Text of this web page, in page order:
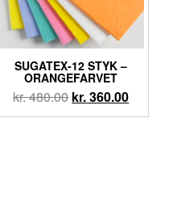
SUGATEX-12 STYK –
ORANGEFARVET
kr.480.00 kr.360.00